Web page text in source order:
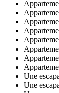
Une
Une